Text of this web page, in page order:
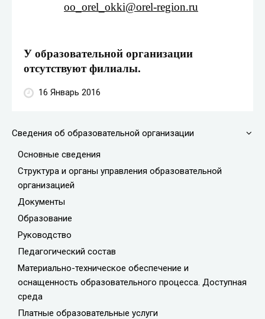
oo_orel_okki@orel-region.ru
У образовательной организации
отсутствуют филиалы.
16 Январь 2016
Сведения об образовательной организации
Основные сведения
Структура и органы управления образовательной
организацией
Документы
Образование
Руководство
Педагогический состав
Материально-техническое обеспечение и
оснащенность образовательного процесса. Доступная
среда
Платные образовательные услуги